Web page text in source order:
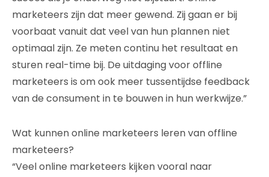
marketeers zijn dat meer gewend. Zij gaan er bij
voorbaat vanuit dat veel van hun plannen niet
optimaal zijn. Ze meten continu het resultaat en
sturen real-time bij. De uitdaging voor offline
marketeers is om ook meer tussentijdse feedback
van de consument in te bouwen in hun werkwijze.”
Wat kunnen online marketeers leren van offline
marketeers?
“Veel online marketeers kijken vooral naar